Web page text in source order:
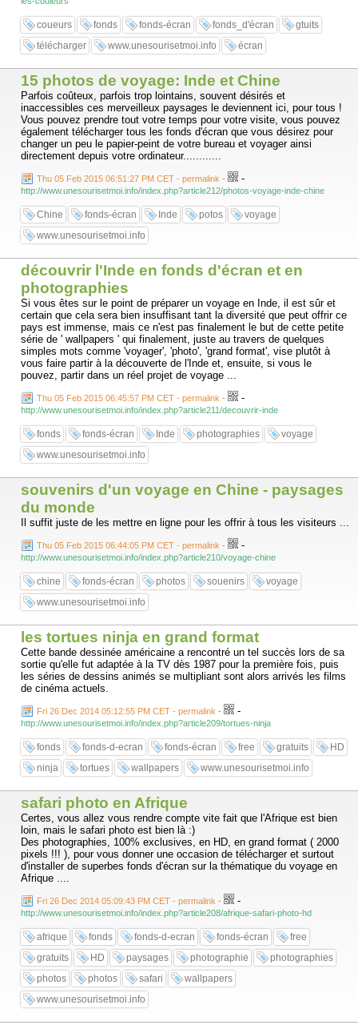
coueurs fonds fonds-écran fonds_d'écran
gtuits
télécharger
www.unesourisetmoi.info écran
15 photos de voyage: Inde et Chine
Parfois coûteux, parfois trop lointains, souvent désirés et
inaccessibles ces merveilleux paysages le deviennent ici, pour tous !
Vous pouvez prendre tout votre temps pour votre visite, vous pouvez
également télécharger tous les fonds d'écran que vous désirez pour
changer un peu le papier-peint de votre bureau et voyager ainsi
directement depuis votre ordinateur............
Thu 05 Feb 2015 06:51:27 PM CET - permalink - -
http://www.unesourisetmoi.info/index.php?article212/photos-voyage-inde-chine
Chine fonds-écran Inde potos
voyage
www.unesourisetmoi.info
découvrir l'Inde en fonds d'écran et en
photographies
Si vous êtes sur le point de préparer un voyage en Inde, il est sûr et
certain que cela sera bien insuffisant tant la diversité que peut offrir ce
pays est immense, mais ce n'est pas finalement le but de cette petite
série de ' wallpapers ' qui finalement, juste au travers de quelques
simples mots comme 'voyager', 'photo', 'grand format', vise plutôt à
vous faire partir à la découverte de l'Inde et, ensuite, si vous le
pouvez, partir dans un réel projet de voyage ...
Thu 05 Feb 2015 06:45:57 PM CET - permalink - -
http://www.unesourisetmoi.info/index.php?article211/decouvrir-inde
fonds fonds-écran Inde photographies
voyage
www.unesourisetmoi.info
souvenirs d'un voyage en Chine - paysages
du monde
Il suffit juste de les mettre en ligne pour les offrir à tous les visiteurs ...
Thu 05 Feb 2015 06:44:05 PM CET - permalink - -
http://www.unesourisetmoi.info/index.php?article210/voyage-chine
chine fonds-écran photos souenirs
voyage
www.unesourisetmoi.info
les tortues ninja en grand format
Cette bande dessinée américaine a rencontré un tel succès lors de sa
sortie qu'elle fut adaptée à la TV dès 1987 pour la première fois, puis
les séries de dessins animés se multipliant sont alors arrivés les films
de cinéma actuels.
Fri 26 Dec 2014 05:12:55 PM CET - permalink - -
http://www.unesourisetmoi.info/index.php?article209/tortues-ninja
fonds fonds-d-ecran fonds-écran free gratuits
HD
ninja
tortues wallpapers www.unesourisetmoi.info
safari photo en Afrique
Certes, vous allez vous rendre compte vite fait que l'Afrique est bien
loin, mais le safari photo est bien là :)
Des photographies, 100% exclusives, en HD, en grand format ( 2000
pixels !!! ), pour vous donner une occasion de télécharger et surtout
d'installer de superbes fonds d'écran sur la thématique du voyage en
Afrique ....
Fri 26 Dec 2014 05:09:43 PM CET - permalink - -
http://www.unesourisetmoi.info/index.php?article208/afrique-safari-photo-hd
afrique fonds fonds-d-ecran fonds-écran
free
gratuits
HD paysages photographie
photographies
photos
photos safari
wallpapers
www.unesourisetmoi.info